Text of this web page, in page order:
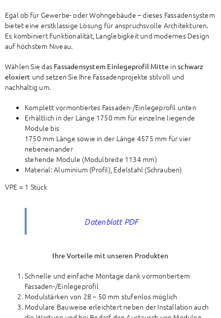
Egal ob für Gewerbe- oder Wohngebäude – dieses Fassadensystem
bietet eine erstklassige Lösung für anspruchsvolle Architekturen.
Es kombiniert Funktionalität, Langlebigkeit und modernes Design
auf höchstem Niveau.
Wählen Sie das Fassadensystem Einlegeprofil Mitte inschwarz
eloxiert und setzen Sie Ihre Fassadenprojekte stilvoll und
nachhaltig um.
Komplett vormontiertes Fassaden-/Einlegeprofil unten
Erhältlich in der Länge 1750 mm für einzelne liegende
Module bis
1750 mm Länge sowie in der Länge 4575 mm für vier
nebeneinander
stehende Module (Modulbreite 1134 mm)
Material: Aluminium (Profil), Edelstahl (Schrauben)
VPE = 1 Stück
Datenblatt PDF
Ihre Vorteile mit unseren Produkten
Schnelle und einfache Montage dank vormontiertem
Fassaden-/Einlegeprofil
Modulstärken von 28 – 50 mm stufenlos möglich
Modulare Bauweise erleichtert neben der Installation auch